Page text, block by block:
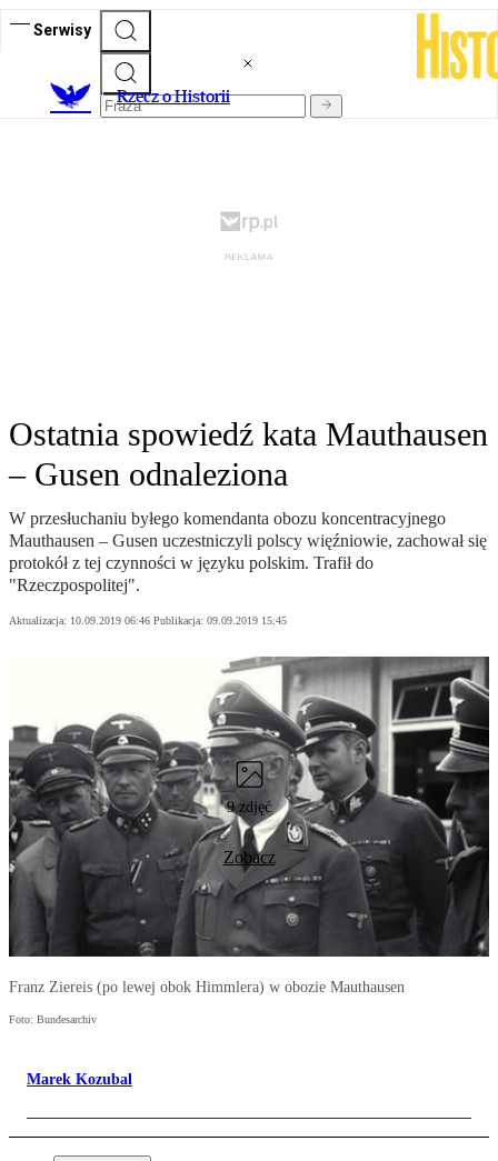
Serwisy
Rzecz o Historii
Ostatnia spowiedź kata Mauthausen
– Gusen odnaleziona
W przesłuchaniu byłego komendanta obozu koncentracyjnego
Mauthausen – Gusen uczestniczyli polscy więźniowie, zachował się
protokół z tej czynności w języku polskim. Trafił do
"Rzeczpospolitej".
Aktualizacja: 10.09.2019 06:46 Publikacja: 09.09.2019 15:45
9 zdjęć
Zobacz
Franz Ziereis (po lewej obok Himmlera) w obozie Mauthausen
Foto: Bundesarchiv
Marek Kozubal